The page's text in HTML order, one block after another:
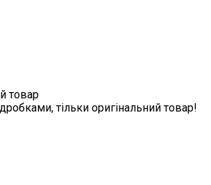
товар
тільки оригінальний товар!